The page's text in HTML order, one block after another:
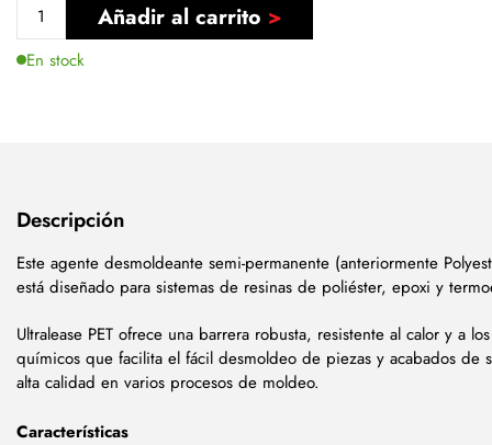
Añadir al carrito
En stock
Descripción
Este agente desmoldeante semi-permanente (anteriormente
está diseñado para sistemas de resinas de poliéster, epoxi y
Ultralease PET ofrece una barrera robusta, resistente al calor y a
químicos que facilita el fácil desmoldeo de piezas y acabados de
alta calidad en varios procesos de moldeo.
Características